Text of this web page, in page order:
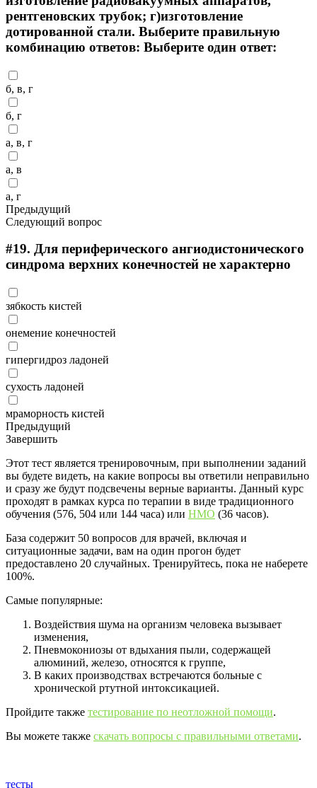
рентгеновских трубок; г)изготовление
дотированной стали. Выберите правильную
комбинацию ответов: Выберите один ответ:
б, в, г
б, г
а, в, г
а, в
а, г
Предыдущий
Следующий вопрос
#19. Для периферического ангиодистонического
синдрома верхних конечностей не характерно
зябкость кистей
онемение конечностей
гипергидроз ладоней
сухость ладоней
мраморность кистей
Предыдущий
Завершить
Этот тест является тренировочным, при выполнении заданий
вы будете видеть, на какие вопросы вы ответили неправильно
и сразу же будут подсвечены верные варианты. Данный курс
проходят в рамках курса по терапии в виде традиционного
обучения (576, 504 или 144 часа) или НМО (36 часов).
База содержит 50 вопросов для врачей, включая и
ситуационные задачи, вам на один прогон будет
предоставлено 20 случайных. Тренируйтесь, пока не наберете
100%.
Самые популярные:
Воздействия шума на организм человека вызывает
изменения,
Пневмокониозы от вдыхания пыли, содержащей
алюминий, железо, относятся к группе,
В каких производствах встречаются больные с
хронической ртутной интоксикацией.
Пройдите также тестирование по неотложной помощи.
Вы можете также скачать вопросы с правильными ответами.
тесты